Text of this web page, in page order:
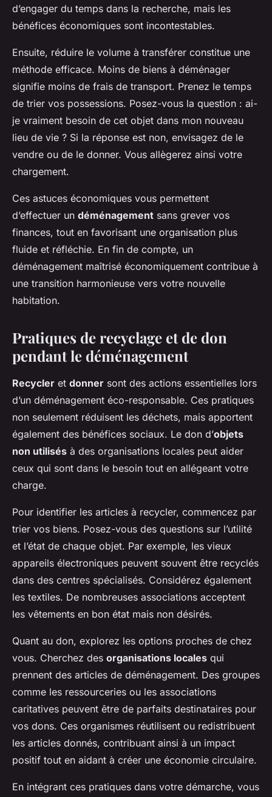
d’engager du temps dans la recherche, mais les
bénéfices économiques sont incontestables.
Ensuite, réduire le volume à transférer constitue une
méthode efficace. Moins de biens à déménager
signifie moins de frais de transport. Prenez le temps
de trier vos possessions. Posez-vous la question : ai-
je vraiment besoin de cet objet dans mon nouveau
lieu de vie ? Si la réponse est non, envisagez de le
vendre ou de le donner. Vous allègerez ainsi votre
chargement.
Ces astuces économiques vous permettent
d’effectuer un déménagement sans grever vos
finances, tout en favorisant une organisation plus
fluide et réfléchie. En fin de compte, un
déménagement maîtrisé économiquement contribue à
une transition harmonieuse vers votre nouvelle
habitation.
Pratiques de recyclage et de don
pendant le déménagement
Recycler et donner sont des actions essentielles lors
d’un déménagement éco-responsable. Ces pratiques
non seulement réduisent les déchets, mais apportent
également des bénéfices sociaux. Le don d’objets
non utilisés à des organisations locales peut aider
ceux qui sont dans le besoin tout en allégeant votre
charge.
Pour identifier les articles à recycler, commencez par
trier vos biens. Posez-vous des questions sur l’utilité
et l’état de chaque objet. Par exemple, les vieux
appareils électroniques peuvent souvent être recyclés
dans des centres spécialisés. Considérez également
les textiles. De nombreuses associations acceptent
les vêtements en bon état mais non désirés.
Quant au don, explorez les options proches de chez
vous. Cherchez des organisations locales qui
prennent des articles de déménagement. Des groupes
comme les ressourceries ou les associations
caritatives peuvent être de parfaits destinataires pour
vos dons. Ces organismes réutilisent ou redistribuent
les articles donnés, contribuant ainsi à un impact
positif tout en aidant à créer une économie circulaire.
En intégrant ces pratiques dans votre démarche, vous